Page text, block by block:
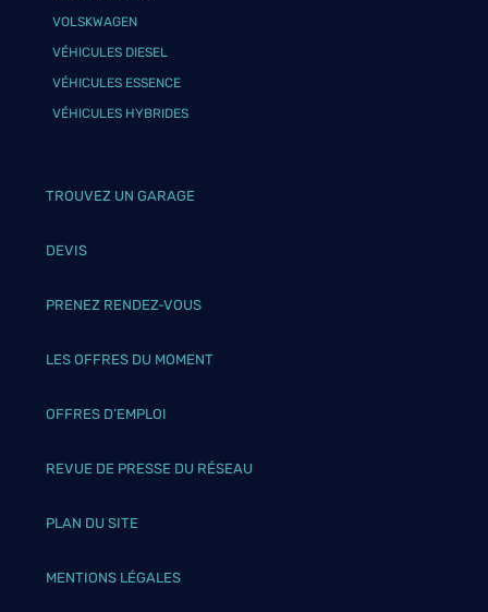
VOLSKWAGEN
VÉHICULES DIESEL
VÉHICULES ESSENCE
VÉHICULES HYBRIDES
TROUVEZ UN GARAGE
DEVIS
PRENEZ RENDEZ-VOUS
LES OFFRES DU MOMENT
OFFRES D’EMPLOI
REVUE DE PRESSE DU RÉSEAU
PLAN DU SITE
MENTIONS LÉGALES